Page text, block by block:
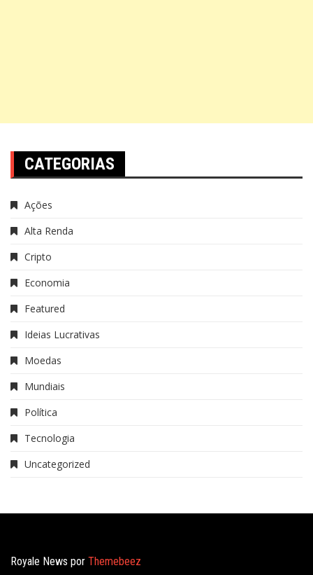
CATEGORIAS
Ações
Alta Renda
Cripto
Economia
Featured
Ideias Lucrativas
Moedas
Mundiais
Política
Tecnologia
Uncategorized
Royale News por Themebeez